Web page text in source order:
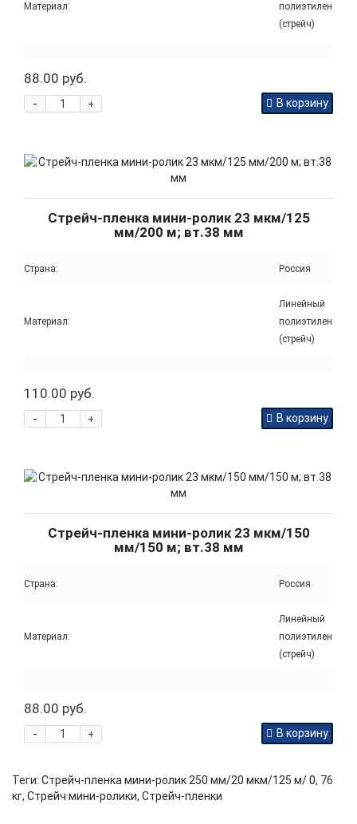
Материал:
полиэтилен
(стрейч)
88.00 руб.
+
- В корзину
Стрейч-пленка мини-ролик 23 мкм/125
мм/200 м; вт.38 мм
Страна: Россия
Материал:
Линейный
полиэтилен
(стрейч)
110.00 руб.
+
- В корзину
Стрейч-пленка мини-ролик 23 мкм/150
мм/150 м; вт.38 мм
Страна: Россия
Материал:
Линейный
полиэтилен
(стрейч)
88.00 руб.
+
- В корзину
Теги: Стрейч-пленка мини-ролик 250 мм/20 мкм/125 м/ 0, 76
кг, Стрейч мини-ролики, Стрейч-пленки